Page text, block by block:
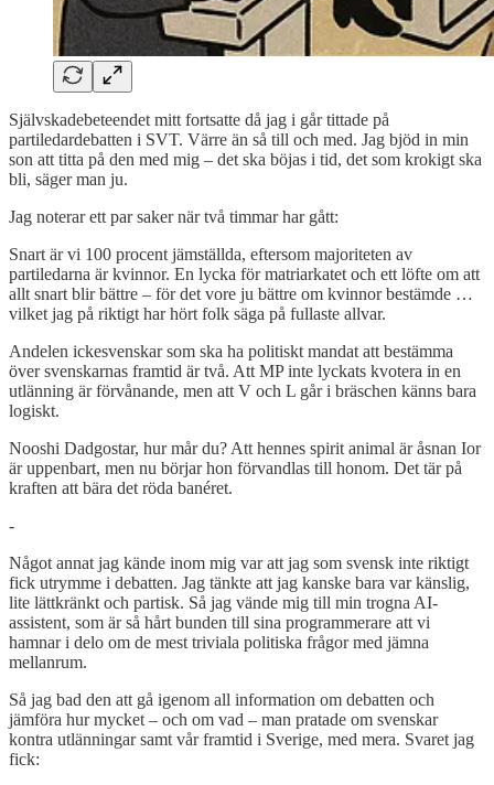
Självskadebeteendet mitt fortsatte då jag i går tittade på
partiledardebatten i SVT. Värre än så till och med. Jag bjöd in min
son att titta på den med mig – det ska böjas i tid, det som krokigt ska
bli, säger man ju.
Jag noterar ett par saker när två timmar har gått:
Snart är vi 100 procent jämställda, eftersom majoriteten av
partiledarna är kvinnor. En lycka för matriarkatet och ett löfte om att
allt snart blir bättre – för det vore ju bättre om kvinnor bestämde …
vilket jag på riktigt har hört folk säga på fullaste allvar.
Andelen ickesvenskar som ska ha politiskt mandat att bestämma
över svenskarnas framtid är två. Att MP inte lyckats kvotera in en
utlänning är förvånande, men att V och L går i bräschen känns bara
logiskt.
Nooshi Dadgostar, hur mår du? Att hennes spirit animal är åsnan Ior
är uppenbart, men nu börjar hon förvandlas till honom. Det tär på
kraften att bära det röda banéret.
-
Något annat jag kände inom mig var att jag som svensk inte riktigt
fick utrymme i debatten. Jag tänkte att jag kanske bara var känslig,
lite lättkränkt och partisk. Så jag vände mig till min trogna AI-
assistent, som är så hårt bunden till sina programmerare att vi
hamnar i delo om de mest triviala politiska frågor med jämna
mellanrum.
Så jag bad den att gå igenom all information om debatten och
jämföra hur mycket – och om vad – man pratade om svenskar
kontra utlänningar samt vår framtid i Sverige, med mera. Svaret jag
fick: